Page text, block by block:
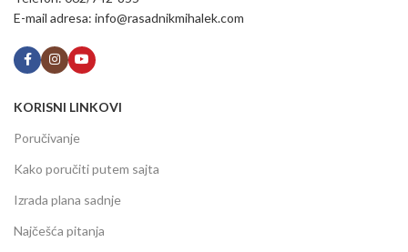
E-mail adresa: info@rasadnikmihalek.com
KORISNI LINKOVI
Poručivanje
Kako poručiti putem sajta
Izrada plana sadnje
Najčešća pitanja